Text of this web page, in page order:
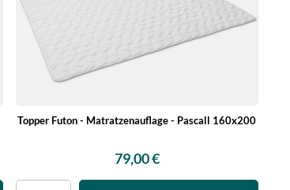
Topper Futon - Matratzenauflage - Pascall 160x200
79,00 €